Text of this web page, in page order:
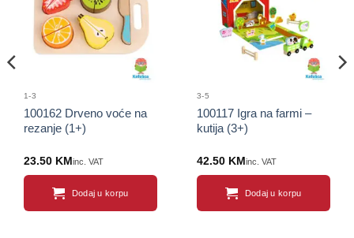
1-3
100162 Drveno voće na
rezanje (1+)
23.50 KMinc. VAT
Dodaj u korpu
3-5
100117 Igra na farmi –
kutija (3+)
42.50 KMinc. VAT
Dodaj u korpu